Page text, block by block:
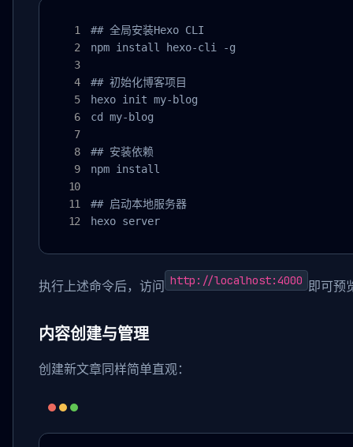
## 全局安装Hexo CLI
npm install hexo-cli -g
## 初始化博客项目
hexo init my-blog
cd my-blog
## 安装依赖
npm install
## 启动本地服务器
hexo server
执行上述命令后，访问 http://localhost:4000 即可预
内容创建与管理
创建新文章同样简单直观：